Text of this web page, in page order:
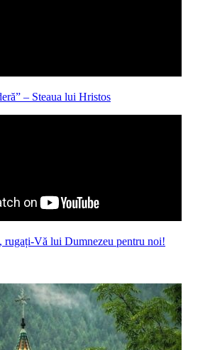
– Steaua lui Hristos
Vă lui Dumnezeu pentru noi!